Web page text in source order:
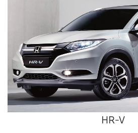
HR-V